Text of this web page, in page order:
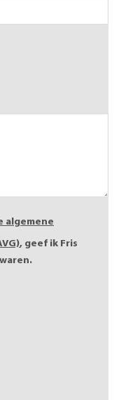
algemene
, geef ik Fris